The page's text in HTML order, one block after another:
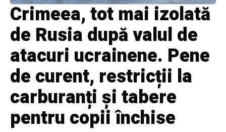
Crimeea, tot mai izolată
de Rusia după valul de
atacuri ucrainene. Pene
de curent, restricții la
carburanți și tabere
pentru copii închise